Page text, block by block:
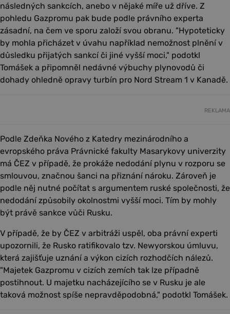
následných sankcích, anebo v nějaké míře už dříve. Z
pohledu Gazpromu pak bude podle právního experta
zásadní, na čem ve sporu založí svou obranu. "Hypoteticky
by mohla přicházet v úvahu například nemožnost plnění v
důsledku přijatých sankcí či jiné vyšší moci," podotkl
Tomášek a připomněl nedávné výbuchy plynovodů či
dohady ohledně opravy turbín pro Nord Stream 1 v Kanadě.
REKLAMA
Podle Zdeňka Nového z Katedry mezinárodního a
evropského práva Právnické fakulty Masarykovy univerzity
má ČEZ v případě, že prokáže nedodání plynu v rozporu se
smlouvou, značnou šanci na přiznání nároku. Zároveň je
podle něj nutné počítat s argumentem ruské společnosti, že
nedodání způsobily okolnostmi vyšší moci. Tím by mohly
být právě sankce vůči Rusku.
V případě, že by ČEZ v arbitráži uspěl, oba právní experti
upozornili, že Rusko ratifikovalo tzv. Newyorskou úmluvu,
která zajišťuje uznání a výkon cizích rozhodčích nálezů.
"Majetek Gazpromu v cizích zemích tak lze případně
postihnout. U majetku nacházejícího se v Rusku je ale
taková možnost spíše nepravděpodobná," podotkl Tomášek.